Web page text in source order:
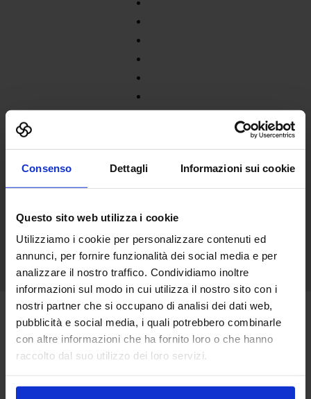
Consenso Dettagli Informazioni sui cookie
Questo sito web utilizza i cookie
Utilizziamo i cookie per personalizzare contenuti ed
annunci, per fornire funzionalità dei social media e per
analizzare il nostro traffico. Condividiamo inoltre
informazioni sul modo in cui utilizza il nostro sito con i
nostri partner che si occupano di analisi dei dati web,
pubblicità e social media, i quali potrebbero combinarle
con altre informazioni che ha fornito loro o che hanno
raccolto dal suo utilizzo dei loro servizi.
24
Set